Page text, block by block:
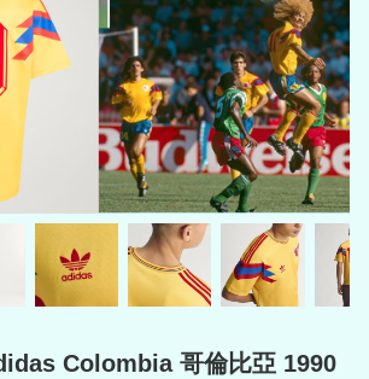
Colombia 哥倫比亞 1990